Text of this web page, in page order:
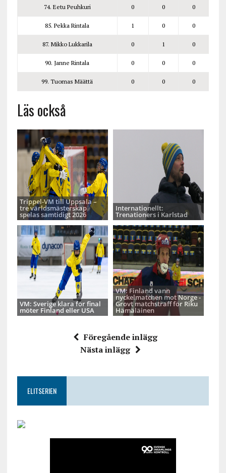
74. Eetu Peuhkuri 0 0 0
85. Pekka Rintala 1 0 0
87. Mikko Lukkarila 0 1 0
90. Janne Rintala 0 0 0
99. Tuomas Määttä 0 0 0
Läs också
Trippel-VM till Uppsala –
tre världsmästerskap
spelas samtidigt 2026
Internationellt:
Trenationers i Karlstad
VM: Sverige klara för final
möter Finland eller USA
VM: Finland vann
nyckelmatchen mot Norge -
Grovt matchstraff för Riku
Hämäläinen
Föregående inlägg
Nästa inlägg
ELITSERIEN